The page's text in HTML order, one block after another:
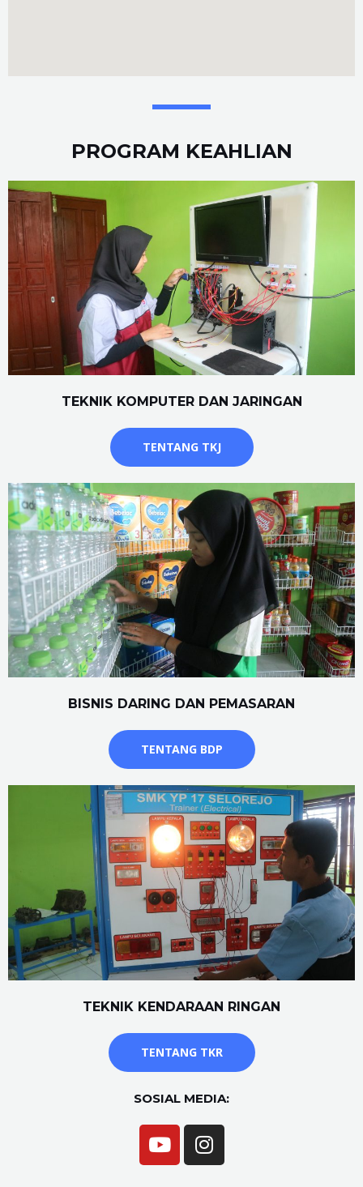
PROGRAM KEAHLIAN
TEKNIK KOMPUTER DAN JARINGAN
TENTANG TKJ
BISNIS DARING DAN PEMASARAN
TENTANG BDP
TEKNIK KENDARAAN RINGAN
TENTANG TKR
SOSIAL MEDIA: